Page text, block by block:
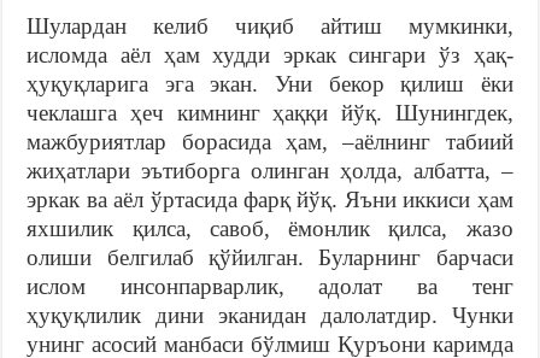
Шулардан келиб чиқиб айтиш мумкинки,
исломда аёл ҳам худди эркак сингари ўз ҳақ-
ҳуқуқларига эга экан. Уни бекор қилиш ёки
чеклашга ҳеч кимнинг ҳаққи йўқ. Шунингдек,
мажбуриятлар борасида ҳам, –аёлнинг табиий
жиҳатлари эътиборга олинган ҳолда, албатта, –
эркак ва аёл ўртасида фарқ йўқ. Яъни иккиси ҳам
яхшилик қилса, савоб, ёмонлик қилса, жазо
олиши белгилаб қўйилган. Буларнинг барчаси
ислом инсонпарварлик, адолат ва тенг
ҳуқуқлилик дини эканидан далолатдир. Чунки
унинг асосий манбаси бўлмиш Қуръони каримда